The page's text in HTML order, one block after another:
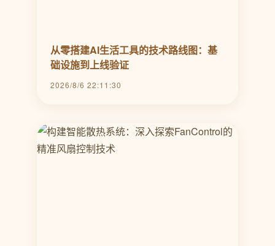
从零搭建AI生活工具的技术路线图：基
础设施到上线验证
2026/8/6 22:11:30